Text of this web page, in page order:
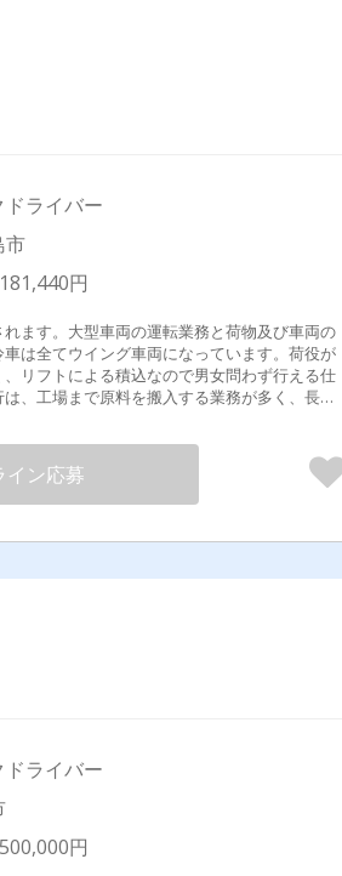
ライバー
市
円
ます。大型車両の運転業務と荷物及び車両の
は全てウイング車両になっています。荷役が
リフトによる積込なので男女問わず行える仕
、工場まで原料を搬入する業務が多く、長距
ぶことがあるので、経験と収入アップが見込
囲：変更なし 試用期間あり ３ヶ月
イン応募
ライバー
円